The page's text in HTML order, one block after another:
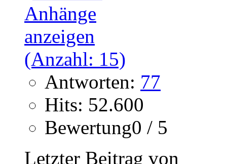
Antworten: 77
Hits: 52.600
Bewertung0 / 5
Letzter Beitrag von